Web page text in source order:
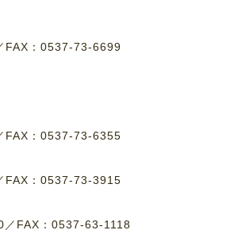
FAX：0537-73-6699
FAX：0537-73-6355
FAX：0537-73-3915
／ FAX：0537-63-1118